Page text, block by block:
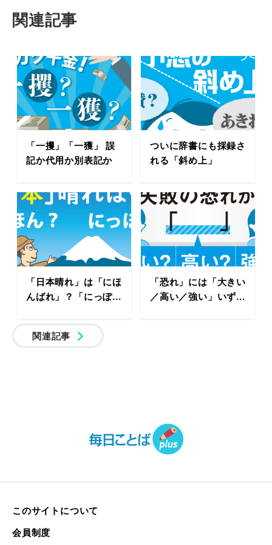
関連記事
「一攫」「一獲」 誤
記か代用か別表記か
ついに辞書にも採録さ
れる「斜め上」
「日本晴れ」は「にほ
んばれ」？「にっぽ...
「恐れ」には「大きい
／高い／強い」いず...
関連記事
このサイトについて
会員制度